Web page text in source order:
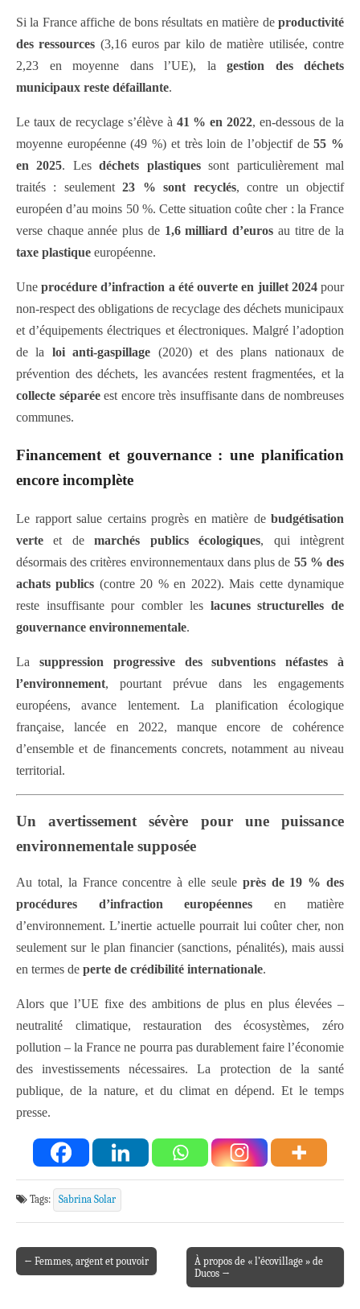
Si la France affiche de bons résultats en matière de productivité
des ressources (3,16 euros par kilo de matière utilisée, contre
2,23 en moyenne dans l’UE), la gestion des déchets
municipaux reste défaillante.
Le taux de recyclage s’élève à 41 % en 2022, en-dessous de la
moyenne européenne (49 %) et très loin de l’objectif de55 %
en 2025. Lesdéchets plastiquessont particulièrement mal
traités : seulement23 % sont recyclés, contre un objectif
européen d’au moins 50 %. Cette situation coûte cher : la France
verse chaque année plus de 1,6 milliard d’euros au titre de la
taxe plastique européenne.
Uneprocédure d’infraction a été ouverte en juillet 2024pour
non-respect des obligations de recyclage des déchets municipaux
et d’équipements électriques et électroniques. Malgré l’adoption
de la loi anti-gaspillage (2020) et des plans nationaux de
prévention des déchets, les avancées restent fragmentées, et la
collecte séparéeest encore très insuffisante dans de nombreuses
communes.
Financement et gouvernance : une planification
encore incomplète
Le rapport salue certains progrès en matière de budgétisation
verte et demarchés publics écologiques, qui intègrent
désormais des critères environnementaux dans plus de 55 % des
achats publics (contre 20 % en 2022). Mais cette dynamique
reste insuffisante pour combler les lacunes structurelles de
gouvernance environnementale.
La suppression progressive des subventions néfastes à
l’environnement, pourtant prévue dans les engagements
européens, avance lentement. La planification écologique
française, lancée en 2022, manque encore de cohérence
d’ensemble et de financements concrets, notamment au niveau
territorial.
Un avertissement sévère pour une puissance
environnementale supposée
Au total, la France concentre à elle seule près de 19 % des
procédures d’infraction européennes en matière
d’environnement. L’inertie actuelle pourrait lui coûter cher, non
seulement sur le plan financier (sanctions, pénalités), mais aussi
en termes de perte de crédibilité internationale.
Alors que l’UE fixe des ambitions de plus en plus élevées –
neutralité climatique, restauration des écosystèmes, zéro
pollution – la France ne pourra pas durablement faire l’économie
des investissements nécessaires. La protection de la santé
publique, de la nature, et du climat en dépend. Et le temps
presse.
Tags: Sabrina Solar
Post navigation
← Femmes, argent et pouvoir
À propos de « l’écovillage » de
Ducos →